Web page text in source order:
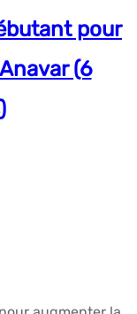
pour
(6